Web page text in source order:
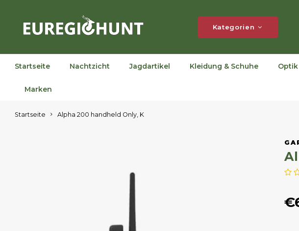
Kategorien
Startseite Nachtzicht Jagdartikel Kleidung & Schuhe Optik
Marken
Startseite Alpha 200 handheld Only, K